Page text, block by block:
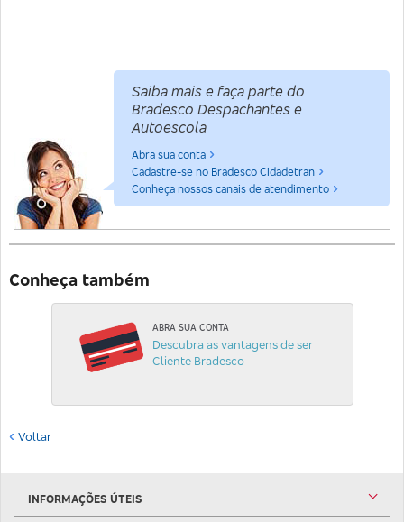
Saiba mais e faça parte do
Bradesco Despachantes e
Autoescola
Abra sua conta
Cadastre-se no Bradesco Cidadetran
Conheça nossos canais de atendimento
Conheça também
ABRA SUA CONTA
Descubra as vantagens de ser
Cliente Bradesco
Voltar
INFORMAÇÕES ÚTEIS